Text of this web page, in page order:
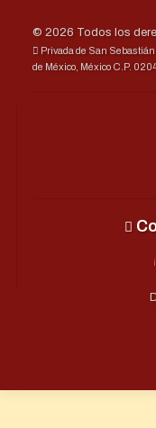
© 2026 Todos los
Privada de San
de México, México C.P.